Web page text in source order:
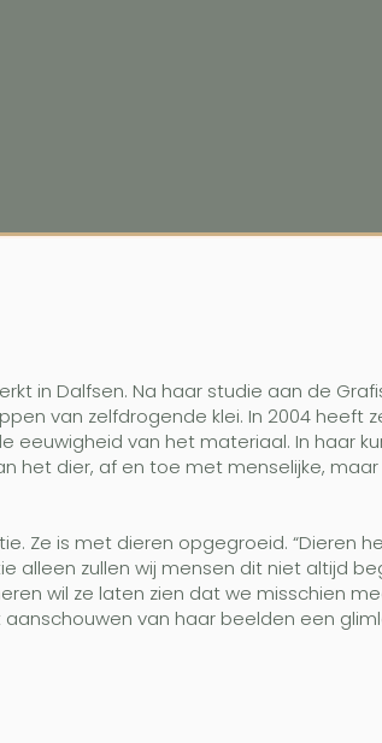
in Dalfsen. Na haar studie aan de
van zelfdrogende klei. In 2004 heeft
eeuwigheid van het materiaal. In haar
het dier, af en toe met menselijke,
Ze is met dieren opgegroeid. “Dieren
alleen zullen wij mensen dit niet altijd
wil ze laten zien dat we misschien
aanschouwen van haar beelden een